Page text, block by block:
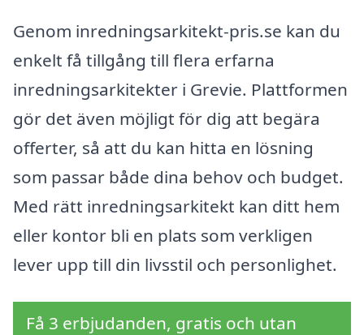
Genom inredningsarkitekt-pris.se kan du
enkelt få tillgång till flera erfarna
inredningsarkitekter i Grevie. Plattformen
gör det även möjligt för dig att begära
offerter, så att du kan hitta en lösning
som passar både dina behov och budget.
Med rätt inredningsarkitekt kan ditt hem
eller kontor bli en plats som verkligen
lever upp till din livsstil och personlighet.
Få 3 erbjudanden, gratis och utan